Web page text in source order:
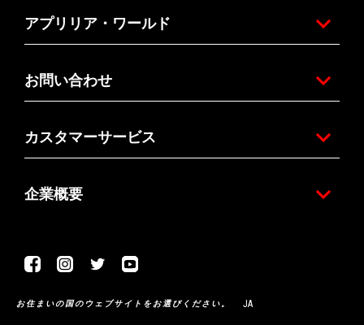
アプリリア・ワールド
お問い合わせ
カスタマーサービス
企業概要
FacebookInstagram
Twitter
お住まいの国のウェブサイトをお選びください。 JA